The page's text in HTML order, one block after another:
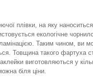
плівки, на яку
екологічне
Таким чином, ви
Товщина такого фартуха
виготовляються у
біля ціни.